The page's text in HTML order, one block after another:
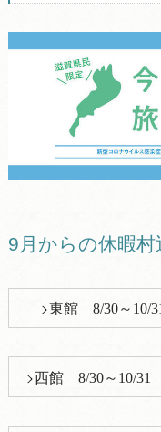
9月からの休暇
東館 8/30～10/
西館 8/30～10/31